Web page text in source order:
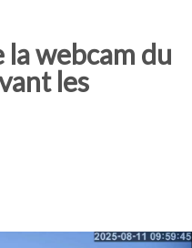
webcam du
les